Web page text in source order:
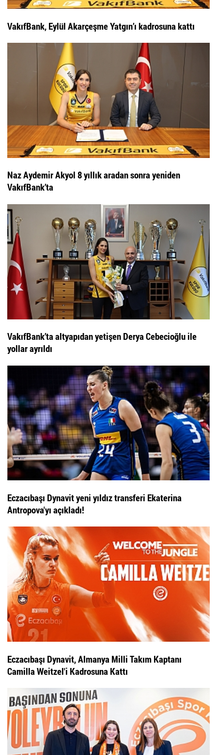
VakıfBank, Eylül Akarçeşme Yatgın’ı kadrosuna kattı
Naz Aydemir Akyol 8 yıllık aradan sonra yeniden
VakıfBank’ta
VakıfBank’ta altyapıdan yetişen Derya Cebecioğlu ile
yollar ayrıldı
Eczacıbaşı Dynavit yeni yıldız transferi Ekaterina
Antropova'yı açıkladı!
Eczacıbaşı Dynavit, Almanya Milli Takım Kaptanı
Camilla Weitzel'i Kadrosuna Kattı